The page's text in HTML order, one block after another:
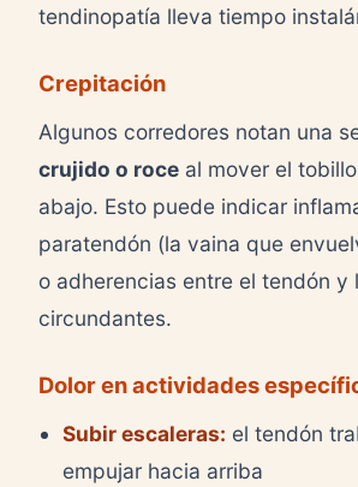
tendinopatía lleva tiempo
Crepitación
Algunos corredores notan una
crujido o roce al mover el
abajo. Esto puede indicar
paratendón (la vaina que
o adherencias entre el tendón y
circundantes.
Dolor en actividades
Subir escaleras: el tendón
empujar hacia arriba